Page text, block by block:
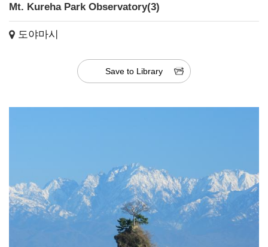
Mt. Kureha Park Observatory(3)
도야마시
Save to Library